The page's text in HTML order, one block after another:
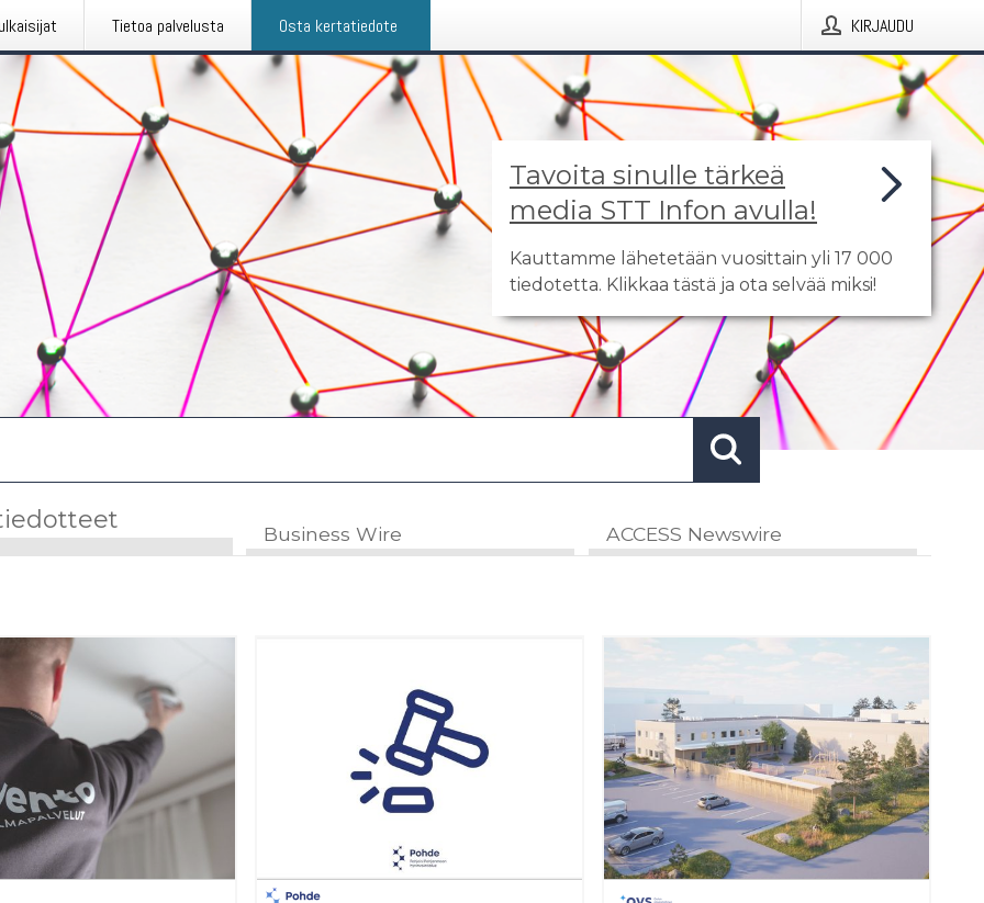
Tietoa palvelusta Osta kertatiedote KIRJAUDU
Tavoita sinulle tärkeä
media STT Infon avulla!
Kauttamme lähetetään vuosittain yli 17 000
tiedotetta. Klikkaa tästä ja ota selvää miksi!
Business Wire ACCESS Newswire